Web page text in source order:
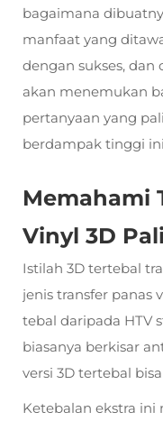
bagaimana
manfaat yang
dengan sukses, dan
akan menemukan
pertanyaan yang
berdampak tinggi
Memahami
Vinyl 3D
Istilah 3D tertebal
jenis transfer panas
tebal daripada HTV
biasanya berkisar
versi 3D tertebal
Ketebalan ekstra